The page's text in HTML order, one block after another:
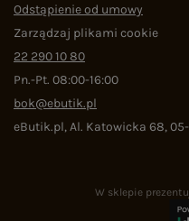
Odstąpienie od umowy
Zarządzaj plikami cookie
22 290 10 80
Pn.-Pt. 08:00-16:00
bok@ebutik.pl
eButik.pl,Al. Katowicka 68,
W sklepie